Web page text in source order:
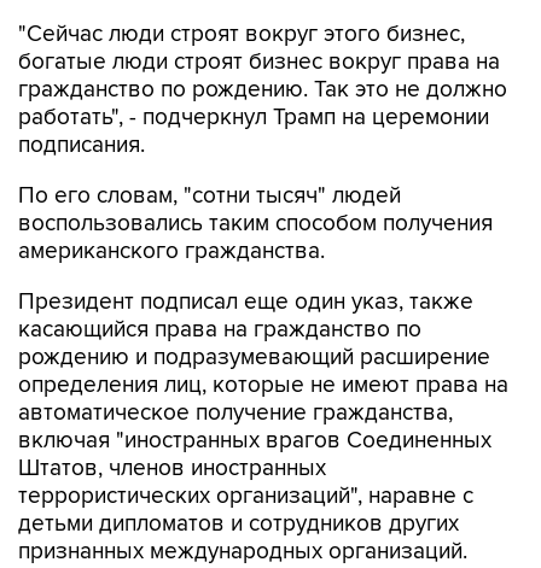
"Сейчас люди строят вокруг этого бизнес,
богатые люди строят бизнес вокруг права на
гражданство по рождению. Так это не должно
работать", - подчеркнул Трамп на церемонии
подписания.
По его словам, "сотни тысяч" людей
воспользовались таким способом получения
американского гражданства.
Президент подписал еще один указ, также
касающийся права на гражданство по
рождению и подразумевающий расширение
определения лиц, которые не имеют права на
автоматическое получение гражданства,
включая "иностранных врагов Соединенных
Штатов, членов иностранных
террористических организаций", наравне с
детьми дипломатов и сотрудников других
признанных международных организаций.